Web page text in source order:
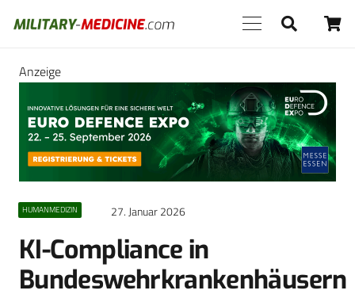
Anzeige
HUMANMEDIZIN 27. Januar 2026
KI-Compliance in
Bundeswehrkrankenhäusern